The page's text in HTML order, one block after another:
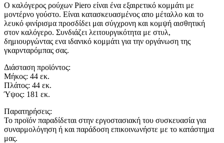
Ο καλόγερος ρούχων Piero είναι ένα εξαιρετικό κομμάτι με
μοντέρνο γούστο. Είναι κατασκευασμένος απο μέταλλο και το
λευκό φινίρισμα προσδίδει μαι σύγχρονη και κομψή αισθητική
στον καλόγερο. Συνδιάζει λειτουργικότητα με στυλ,
δημιουργώντας ενα ιδανικό κομμάτι για την οργάνωση της
γκαρνταρόμπας σας.
Διάσταση προϊόντος:
Μήκος: 44 εκ.
Πλάτος: 44 εκ.
Ύψος: 181 εκ.
Παρατηρήσεις:
Το προϊόν παραδίδεται στην εργοστασιακή του συσκευασία για
συναρμολόγηση ή και παράδοση επικοινωνήστε με το κατάστημα
μας.